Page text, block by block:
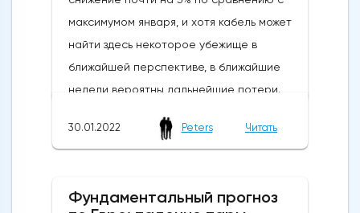
максимумом января, и хотя кабель может
найти здесь некоторое убежище в
ближайшей перспективе, в ближайшие
недели вероятны дальнейшие потери.
недействительности, которые имеют
прогнозе по фунту стерлингов мы
30.01.2022 Peters Читать
Фундаментальный прогноз